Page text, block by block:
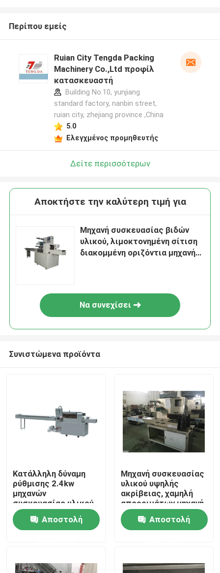
Σπίτι
Περίπου εμείς
Περίπου εμείς
Ruian City Tengda Packing
Machinery Co.,Ltd προφίλ
κατασκευαστή
Building No.10, yunjiang
standard factory, nanbin street,
ruian city, zhejiang province ,China
5.0
Ελεγχμένος προμηθευτής
Δείτε περισσότερων
Αποκτήστε την καλύτερη τιμή για
Μηχανή συσκευασίας βιδών
υλικού, λιμοκτονημένη σίτιση
διακομμένη οριζόντια μηχανή
Να συνεχίσει
Συνιστώμενα προϊόντα
Κατάλληλη δύναμη
ρύθμισης 2.4kw
μηχανών
συσκευασίας υλικού
υψηλής
αποδοτικότητας
Αποστολή
Μηχανή συσκευασίας
υλικού υψηλής
ακρίβειας, χαμηλή
απορριμάτων μηχανή
περικαλυμμάτων
ροής ποσοστού
οριζόντια
Αποστολή